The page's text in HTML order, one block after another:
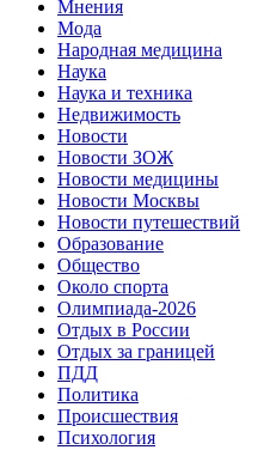
Мнения
Мода
Народная медицина
Наука
Наука и техника
Недвижимость
Новости
Новости ЗОЖ
Новости медицины
Новости Москвы
Новости путешествий
Образование
Общество
Около спорта
Олимпиада-2026
Отдых в России
Отдых за границей
ПДД
Политика
Происшествия
Психология